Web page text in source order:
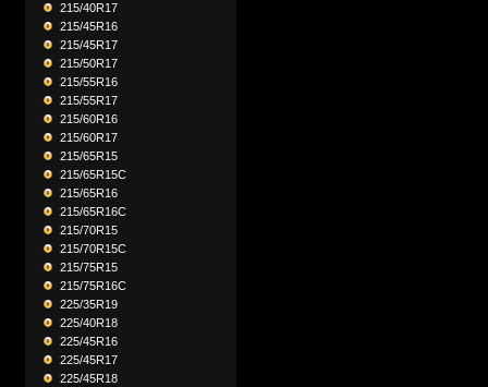
215/40R17
215/45R16
215/45R17
215/50R17
215/55R16
215/55R17
215/60R16
215/60R17
215/65R15
215/65R15C
215/65R16
215/65R16C
215/70R15
215/70R15C
215/75R15
215/75R16C
225/35R19
225/40R18
225/45R16
225/45R17
225/45R18